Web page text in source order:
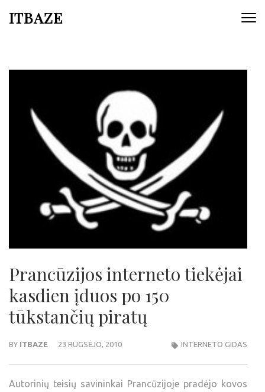
ITBAZE
Prancūzijos interneto tiekėjai
kasdien įduos po 150
tūkstančių piratų
BY ITBAZE 23 RUGSĖJO, 2010 INTERNETO GIDAS
Autorinių teisių savininkai Prancūzijoje pradėjo kovos